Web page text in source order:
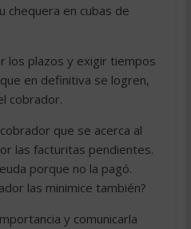
chequera en cubas de
los plazos y exigir tiempos
en definitiva se logren,
cobrador.
que se acerca al
las facturitas pendientes.
porque no la pagó.
las minimice también?
y comunicarla